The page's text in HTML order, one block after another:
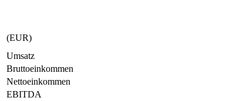
(EUR)
Umsatz
Bruttoeinkommen
Nettoeinkommen
EBITDA